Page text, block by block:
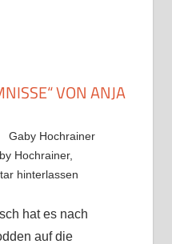
VON ANJA
Gaby Hochrainer
Hochrainer,
hinterlassen
hat es nach
auf die